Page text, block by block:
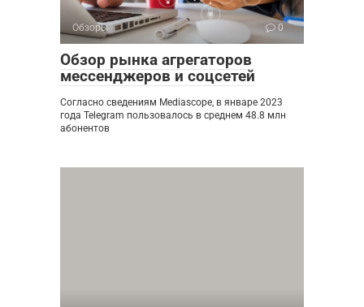
Обзоры 0
Обзор рынка агрегаторов
мессенджеров и соцсетей
Согласно сведениям Mediascope, в январе 2023
года Telegram пользовалось в среднем 48.8 млн
абонентов